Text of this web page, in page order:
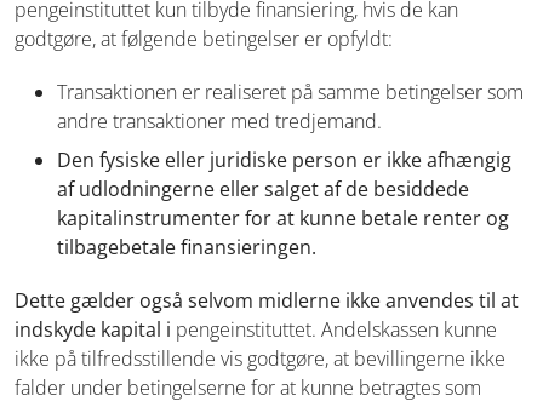
pengeinstituttet kun tilbyde finansiering, hvis de kan
godtgøre, at følgende betingelser er opfyldt:
Transaktionen er realiseret på samme betingelser som
andre transaktioner med tredjemand.
Den fysiske eller juridiske person er ikke afhængig
af udlodningerne eller salget af de besiddede
kapitalinstrumenter for at kunne betale renter og
tilbagebetale finansieringen.
Dette gælder også selvom midlerne ikke anvendes til at
indskyde kapital i pengeinstituttet. Andelskassen kunne
ikke på tilfredsstillende vis godtgøre, at bevillingerne ikke
falder under betingelserne for at kunne betragtes som